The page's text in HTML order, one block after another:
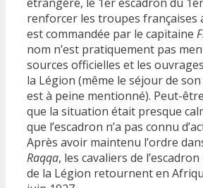
renforcer les troupes françaises
est commandée par le capitaine
nom n’est pratiquement pas
sources officielles et les
la Légion (même le séjour de
est à peine mentionné). Peut-
que la situation était presque
que l’escadron n’a pas connu
Après avoir maintenu l’ordre
Raqqa, les cavaliers de
de la Légion retournent en